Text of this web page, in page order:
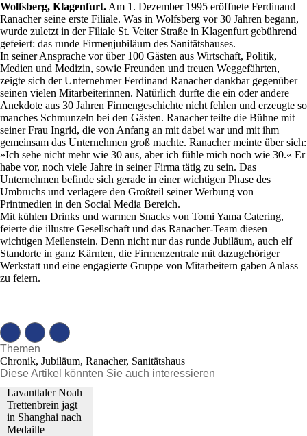
Wolfsberg, Klagenfurt. Am 1. Dezember 1995 eröffnete Ferdinand
Ranacher seine erste Filiale. Was in Wolfsberg vor 30 Jahren begann,
wurde zuletzt in der Filiale St. Veiter Straße in Klagenfurt gebührend
gefeiert: das runde Firmenjubiläum des Sanitätshauses.
In seiner Ansprache vor über 100 Gästen aus Wirtschaft, Politik,
Medien und Medizin, sowie Freunden und treuen Weggefährten,
zeigte sich der Unternehmer Ferdinand Ranacher dankbar gegenüber
seinen vielen Mitarbeiterinnen. Natürlich durfte die ein oder andere
Anekdote aus 30 Jahren Firmengeschichte nicht fehlen und erzeugte so
manches Schmunzeln bei den Gästen. Ranacher teilte die Bühne mit
seiner Frau Ingrid, die von Anfang an mit dabei war und mit ihm
gemeinsam das Unternehmen groß machte. Ranacher meinte über sich:
»Ich sehe nicht mehr wie 30 aus, aber ich fühle mich noch wie 30.« Er
habe vor, noch viele Jahre in seiner Firma tätig zu sein. Das
Unternehmen befinde sich gerade in einer wichtigen Phase des
Umbruchs und verlagere den Großteil seiner Werbung von
Printmedien in den Social Media Bereich.
Mit kühlen Drinks und warmen Snacks von Tomi Yama Catering,
feierte die illustre Gesellschaft und das Ranacher-Team diesen
wichtigen Meilenstein. Denn nicht nur das runde Jubiläum, auch elf
Standorte in ganz Kärnten, die Firmenzentrale mit dazugehöriger
Werkstatt und eine engagierte Gruppe von Mitarbeitern gaben Anlass
zu feiern.
Themen
Chronik, Jubiläum, Ranacher, Sanitätshaus
Diese Artikel könnten Sie auch interessieren
Lavanttaler Noah
Trettenbrein jagt
in Shanghai nach
Medaille